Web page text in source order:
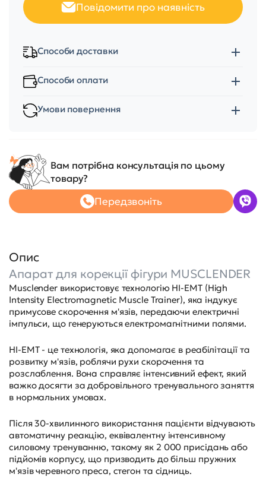
Повідомити про наявність
Способи доставки
Способи оплати
Умови повернення
Вам потрібна консультація по цьому
товару?
Передзвоніть
Опис
Апарат для корекції фігури MUSCLENDER
Musclender використовує технологію HI-EMT (High
Intensity Electromagnetic Muscle Trainer), яка індукує
примусове скорочення м'язів, передаючи електричні
імпульси, що генеруються електромагнітними полями.
HI-EMT - це технологія, яка допомагає в реабілітації та
розвитку м'язів, роблячи рухи скорочення та
розслаблення. Вона справляє інтенсивний ефект, який
важко досягти за добровільного тренувального заняття
в нормальних умовах.
Після 30-хвилинного використання пацієнти відчувають
автоматичну реакцію, еквівалентну інтенсивному
силовому тренуванню, такому як 2 000 присідань або
підйомів корпусу, що призводить до більш пружних
м'язів черевного преса, стегон та сідниць.